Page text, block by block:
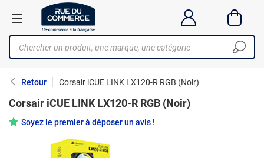
Retour Corsair iCUE LINK LX120-R RGB (Noir)
Corsair iCUE LINK LX120-R RGB (Noir)
Soyez le premier à déposer un avis !